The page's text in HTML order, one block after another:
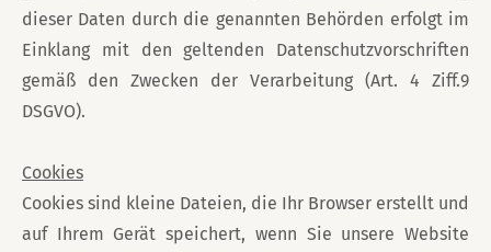
dieser Daten durch die genannten Behörden erfolgt im
Einklang mit den geltenden Datenschutzvorschriften
gemäß den Zwecken der Verarbeitung (Art. 4 Ziff.9
DSGVO).
Cookies
Cookies sind kleine Dateien, die Ihr Browser erstellt und
auf Ihrem Gerät speichert, wenn Sie unsere Website